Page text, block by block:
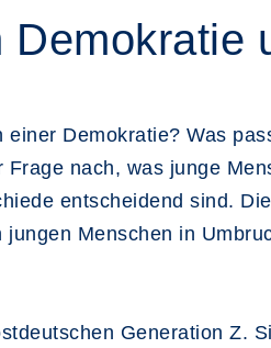
Demokratie? Was
nach, was junge
entscheidend sind.
Menschen in
Generation Z.